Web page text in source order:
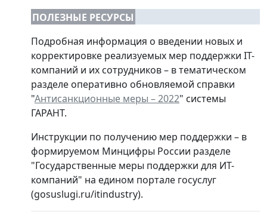
ПОЛЕЗНЫЕ РЕСУРСЫ
Подробная информация о введении новых и
корректировке реализуемых мер поддержки IT-
компаний и их сотрудников – в тематическом
разделе оперативно обновляемой справки
"Антисанкционные меры – 2022" системы
ГАРАНТ.
Инструкции по получению мер поддержки – в
формируемом Минцифры России разделе
"Государственные меры поддержки для ИТ-
компаний" на едином портале госуслуг
(gosuslugi.ru/itindustry).